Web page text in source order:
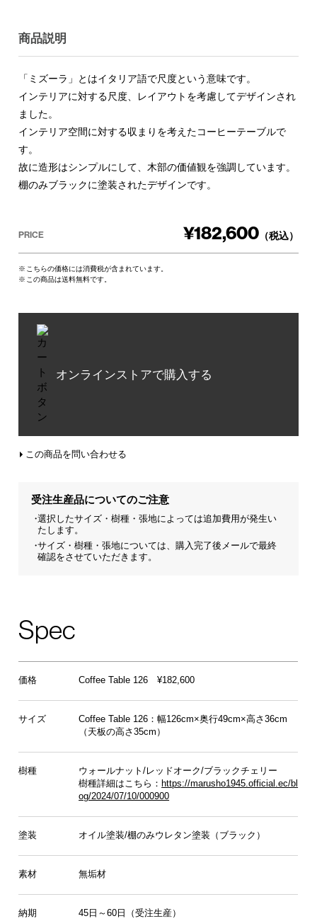
商品説明
「ミズーラ」とはイタリア語で尺度という意味です。
インテリアに対する尺度、レイアウトを考慮してデザインされ
ました。
インテリア空間に対する収まりを考えたコーヒーテーブルで
す。
故に造形はシンプルにして、木部の価値観を強調しています。
棚のみブラックに塗装されたデザインです。
PRICE ¥182,600（税込）
こちらの価格には消費税が含まれています。
この商品は送料無料です。
オンラインストアで購入する
この商品を問い合わせる
受注生産品についてのご注意
選択したサイズ・樹種・張地によっては追加費用が発生い
たします。
サイズ・樹種・張地については、購入完了後メールで最終
確認をさせていただきます。
Spec
価格 Coffee Table 126 ¥182,600
サイズ
Coffee Table 126：幅126cm×奥行49cm×高さ36cm
（天板の高さ35cm）
樹種
ウォールナット/レッドオーク/ブラックチェリー
樹種詳細はこちら： https://marusho1945.official.ec/bl
og/2024/07/10/000900
塗装 オイル塗装/棚のみウレタン塗装（ブラック）
素材 無垢材
納期 45日～60日（受注生産）